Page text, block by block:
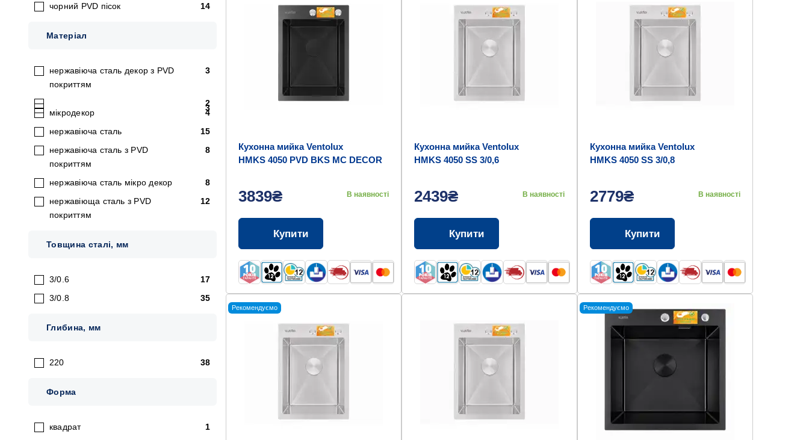
чорний PVD пісок
14
Матеріал
нержавіюча сталь декор з PVD
покриттям
3
2
3
мікродекор
4
нержавіюча сталь
15
нержавіюча сталь з PVD
покриттям
8
нержавіюча сталь мікро декор
8
нержавіюща сталь з PVD
покриттям
12
Товщина сталі, мм
3/0.6
17
3/0.8
35
Глибина, мм
220 38
Форма
квадрат
1
Кухонна мийка Ventolux
HMKS 4050 PVD BKS MC DECOR
3839₴ В наявності
Купити
Кухонна мийка Ventolux
HMKS 4050 SS 3/0,6
2439₴ В наявності
Купити
Кухонна мийка Ventolux
HMKS 4050 SS 3/0,8
2779₴ В наявності
Купити
Рекомендуємо Рекомендуємо